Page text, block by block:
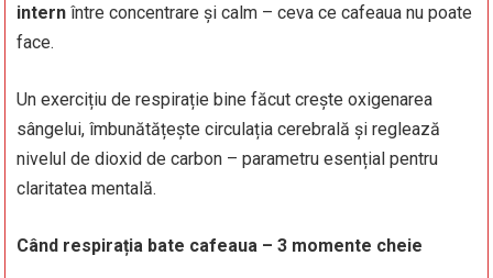
intern între concentrare și calm – ceva ce cafeaua nu poate
face.
Un exercițiu de respirație bine făcut crește oxigenarea
sângelui, îmbunătățește circulația cerebrală și reglează
nivelul de dioxid de carbon – parametru esențial pentru
claritatea mentală.
Când respirația bate cafeaua – 3 momente cheie